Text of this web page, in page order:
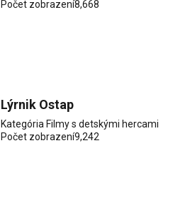
Počet zobrazení8,668
Lýrnik Ostap
Kategória Filmy s detskými hercami
Počet zobrazení9,242